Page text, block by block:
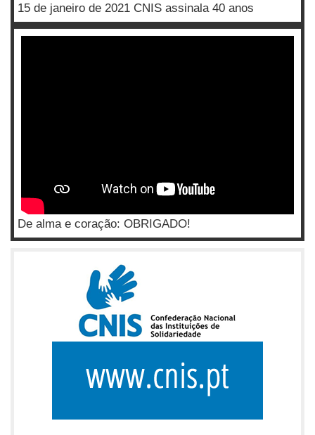
15 de janeiro de 2021 CNIS assinala 40 anos
De alma e coração: OBRIGADO!